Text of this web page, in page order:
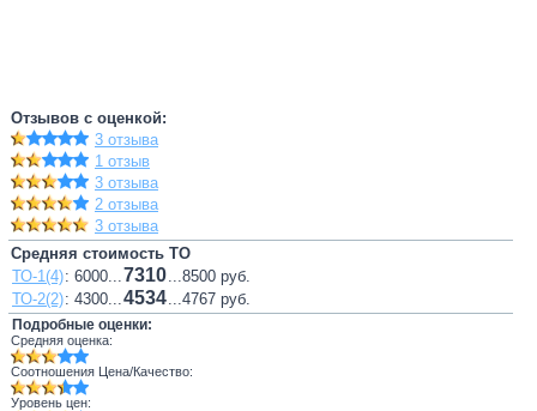
Отзывов с оценкой:
3 отзыва
1 отзыв
3 отзыва
2 отзыва
3 отзыва
Средняя стоимость ТО
ТО-1(4): 6000...7310...8500 руб.
ТО-2(2): 4300...4534...4767 руб.
Подробные оценки:
Средняя оценка:
Соотношения Цена/Качество:
Уровень цен: